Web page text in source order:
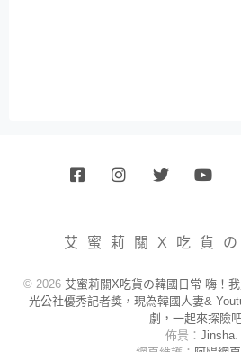
艾蜜莉關X吃貨
© 2026 艾蜜莉關X吃貨の韓國日常 嗨！
光公社優秀記者獎，現為韓國人妻&
劇，一起來探險吧
佈景： Jinsha.